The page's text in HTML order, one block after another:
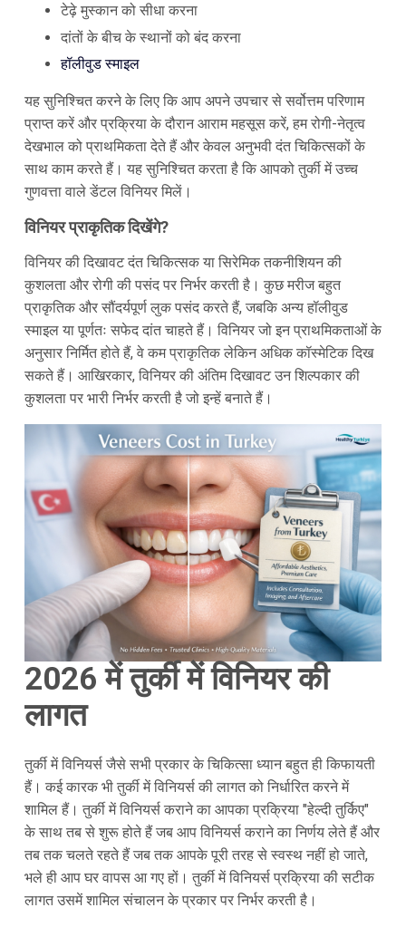
टेढ़े मुस्कान को सीधा करना
दांतों के बीच के स्थानों को बंद करना
हॉलीवुड स्माइल
यह सुनिश्चित करने के लिए कि आप अपने उपचार से सर्वोत्तम परिणाम
प्राप्त करें और प्रक्रिया के दौरान आराम महसूस करें, हम रोगी-नेतृत्व
देखभाल को प्राथमिकता देते हैं और केवल अनुभवी दंत चिकित्सकों के
साथ काम करते हैं। यह सुनिश्चित करता है कि आपको तुर्की में उच्च
गुणवत्ता वाले डेंटल विनियर मिलें।
विनियर प्राकृतिक दिखेंगे?
विनियर की दिखावट दंत चिकित्सक या सिरेमिक तकनीशियन की
कुशलता और रोगी की पसंद पर निर्भर करती है। कुछ मरीज बहुत
प्राकृतिक और सौंदर्यपूर्ण लुक पसंद करते हैं, जबकि अन्य हॉलीवुड
स्माइल या पूर्णतः सफेद दांत चाहते हैं। विनियर जो इन प्राथमिकताओं के
अनुसार निर्मित होते हैं, वे कम प्राकृतिक लेकिन अधिक कॉस्मेटिक दिख
सकते हैं। आखिरकार, विनियर की अंतिम दिखावट उन शिल्पकार की
कुशलता पर भारी निर्भर करती है जो इन्हें बनाते हैं।
2026 में तुर्की में विनियर की
लागत
तुर्की में विनियर्स जैसे सभी प्रकार के चिकित्सा ध्यान बहुत ही किफायती
हैं। कई कारक भी तुर्की में विनियर्स की लागत को निर्धारित करने में
शामिल हैं। तुर्की में विनियर्स कराने का आपका प्रक्रिया "हेल्दी तुर्किए"
के साथ तब से शुरू होते हैं जब आप विनियर्स कराने का निर्णय लेते हैं और
तब तक चलते रहते हैं जब तक आपके पूरी तरह से स्वस्थ नहीं हो जाते,
भले ही आप घर वापस आ गए हों। तुर्की में विनियर्स प्रक्रिया की सटीक
लागत उसमें शामिल संचालन के प्रकार पर निर्भर करती है।